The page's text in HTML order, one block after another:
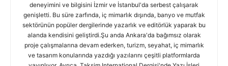
deneyimini ve bilgisini İzmir ve İstanbul'da serbest çalışarak
genişletti. Bu süre zarfında, iç mimarlık dışında, banyo ve mutfak
sektörünün popüler dergilerinde yazarlık ve editörlük yaparak bu
alanda kendisini geliştirdi.Şu anda Ankara'da bağımsız olarak
proje çalışmalarına devam ederken, turizm, seyahat, iç mimarlık
ve tasarım konularında yazdığı yazılarını çeşitli platformlarda